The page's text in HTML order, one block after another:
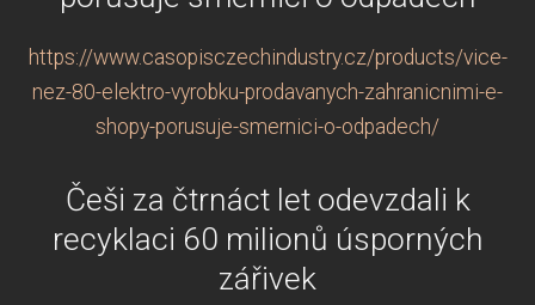
https://www.casopisczechindustry.cz/products/vice-
nez-80-elektro-vyrobku-prodavanych-zahranicnimi-e-
shopy-porusuje-smernici-o-odpadech/
Češi za čtrnáct let odevzdali k
recyklaci 60 milionů úsporných
zářivek